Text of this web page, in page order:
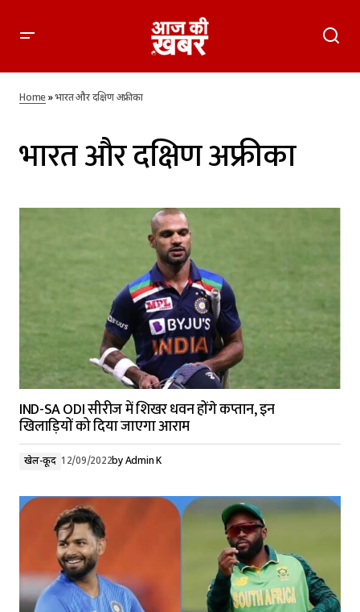
Home»भारत और दक्षिण अफ्रीका
भारत और दक्षिण अफ्रीका
IND-SA ODI सीरीज में शिखर धवन होंगे कप्तान, इन
खिलाड़ियों को दिया जाएगा आराम
खेल-कूद 12/09/2022byAdmin K